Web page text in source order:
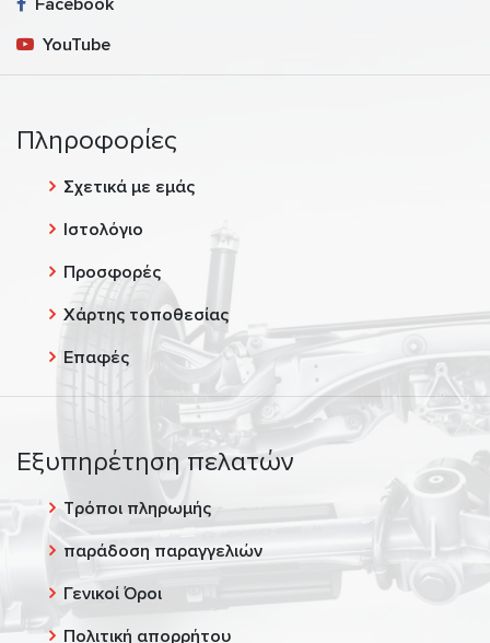
YouTube
Πληροφορίες
Σχετικά με εμάς
Ιστολόγιο
Προσφορές
Χάρτης τοποθεσίας
Επαφές
Εξυπηρέτηση πελατών
Τρόποι πληρωμής
παράδοση παραγγελιών
Γενικοί Όροι
Πολιτική απορρήτου